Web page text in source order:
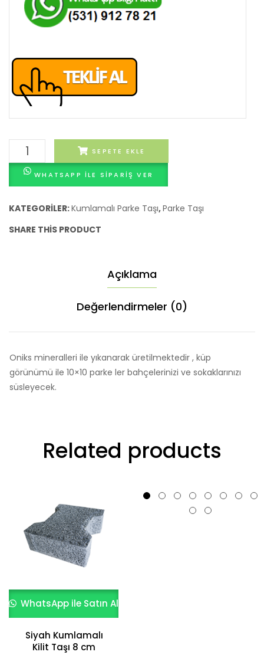
Oniks
Kumlamalı
10x10
Parke
SEPETE EKLE
WHATSAPP ILE SIPARIŞ VER
KATEGORILER:Kumlamalı Parke Taşı,Parke Taşı
SHARE THIS PRODUCT
Açıklama
Değerlendirmeler (0)
Oniks mineralleri ile yıkanarak üretilmektedir , küp
görünümü ile 10×10 parke ler bahçelerinizi ve sokaklarınızı
süsleyecek.
Related products
WhatsApp ile Satın Al
Siyah Kumlamalı
Kilit Taşı 8 cm